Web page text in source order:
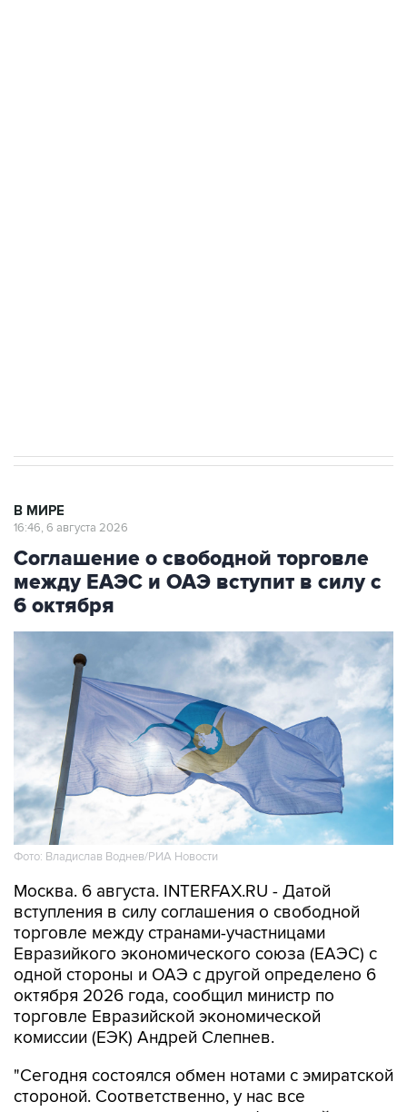
В МИРЕ
16:46, 6 августа 2026
Соглашение о свободной торговле
между ЕАЭС и ОАЭ вступит в силу с
6 октября
Фото: Владислав Воднев/РИА Новости
Москва. 6 августа. INTERFAX.RU - Датой
вступления в силу соглашения о свободной
торговле между странами-участницами
Евразийкого экономического союза (ЕАЭС) с
одной стороны и ОАЭ с другой определено 6
октября 2026 года, сообщил министр по
торговле Евразийской экономической
комиссии (ЕЭК) Андрей Слепнев.
"Сегодня состоялся обмен нотами с эмиратской
стороной. Соответственно, у нас все